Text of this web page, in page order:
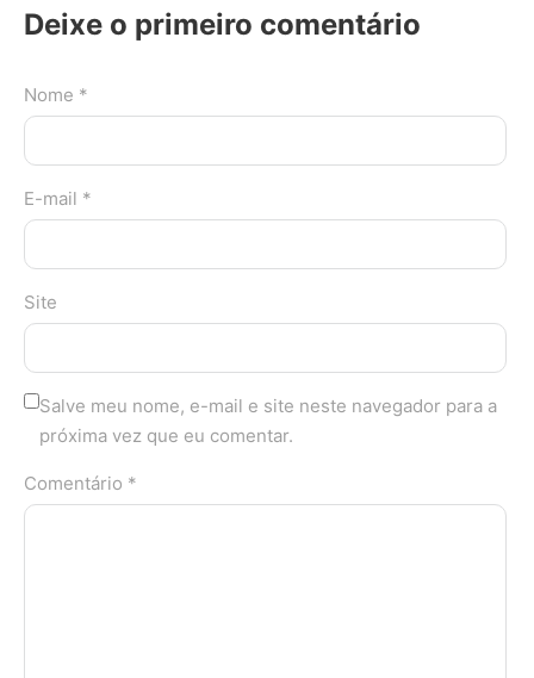
Deixe o primeiro comentário
Nome *
E-mail *
Site
Salve meu nome, e-mail e site neste navegador para a
próxima vez que eu comentar.
Comentário *